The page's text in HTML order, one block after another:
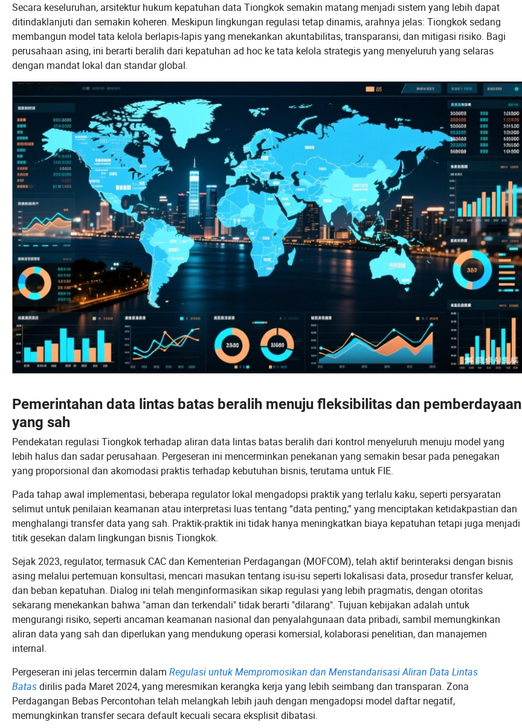
Secara keseluruhan, arsitektur hukum kepatuhan data Tiongkok semakin matang menjadi sistem yang lebih dapat
ditindaklanjuti dan semakin koheren. Meskipun lingkungan regulasi tetap dinamis, arahnya jelas: Tiongkok sedang
membangun model tata kelola berlapis-lapis yang menekankan akuntabilitas, transparansi, dan mitigasi risiko. Bagi
perusahaan asing, ini berarti beralih dari kepatuhan ad hoc ke tata kelola strategis yang menyeluruh yang selaras
dengan mandat lokal dan standar global.
Pemerintahan data lintas batas beralih menuju fleksibilitas dan pemberdayaan
yang sah
Pendekatan regulasi Tiongkok terhadap aliran data lintas batas beralih dari kontrol menyeluruh menuju model yang
lebih halus dan sadar perusahaan. Pergeseran ini mencerminkan penekanan yang semakin besar pada penegakan
yang proporsional dan akomodasi praktis terhadap kebutuhan bisnis, terutama untuk FIE.
Pada tahap awal implementasi, beberapa regulator lokal mengadopsi praktik yang terlalu kaku, seperti persyaratan
selimut untuk penilaian keamanan atau interpretasi luas tentang “data penting,” yang menciptakan ketidakpastian dan
menghalangi transfer data yang sah. Praktik-praktik ini tidak hanya meningkatkan biaya kepatuhan tetapi juga menjadi
titik gesekan dalam lingkungan bisnis Tiongkok.
Sejak 2023, regulator, termasuk CAC dan Kementerian Perdagangan (MOFCOM), telah aktif berinteraksi dengan bisnis
asing melalui pertemuan konsultasi, mencari masukan tentang isu-isu seperti lokalisasi data, prosedur transfer keluar,
dan beban kepatuhan. Dialog ini telah menginformasikan sikap regulasi yang lebih pragmatis, dengan otoritas
sekarang menekankan bahwa "aman dan terkendali" tidak berarti "dilarang". Tujuan kebijakan adalah untuk
mengurangi risiko, seperti ancaman keamanan nasional dan penyalahgunaan data pribadi, sambil memungkinkan
aliran data yang sah dan diperlukan yang mendukung operasi komersial, kolaborasi penelitian, dan manajemen
internal.
Pergeseran ini jelas tercermin dalam Regulasi untuk Mempromosikan dan Menstandarisasi Aliran Data Lintas
Batasdirilis pada Maret 2024, yang meresmikan kerangka kerja yang lebih seimbang dan transparan. Zona
Perdagangan Bebas Percontohan telah melangkah lebih jauh dengan mengadopsi model daftar negatif,
memungkinkan transfer secara default kecuali secara eksplisit dibatasi.